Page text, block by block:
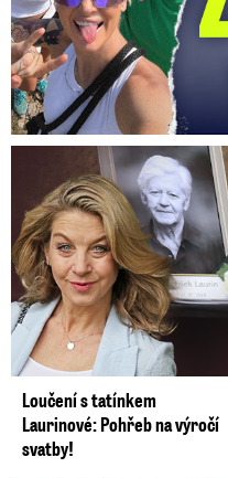
Loučení s tatínkem
Laurinové: Pohřeb na výročí
svatby!